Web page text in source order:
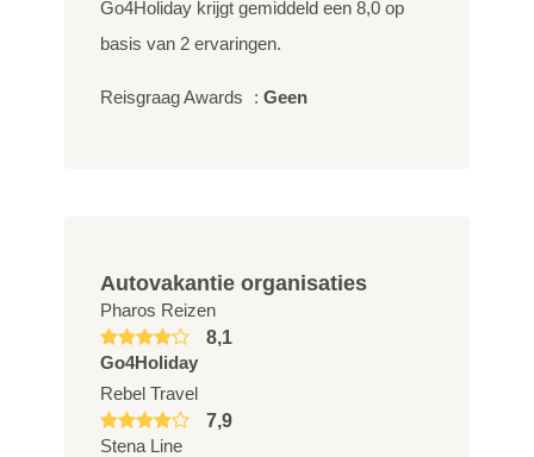
Go4Holiday krijgt gemiddeld een 8,0 op
basis van 2 ervaringen.
Reisgraag Awards : Geen
Autovakantie organisaties
Pharos Reizen
8,1
Go4Holiday
Rebel Travel
7,9
Stena Line